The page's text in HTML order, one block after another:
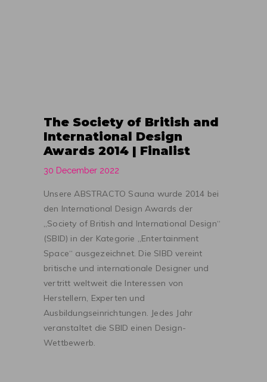
The Society of British and
International Design
Awards 2014 | Finalist
30 December 2022
Unsere ABSTRACTO Sauna wurde 2014 bei
den International Design Awards der
„Society of British and International Design“
(SBID) in der Kategorie „Entertainment
Space“ ausgezeichnet. Die SIBD vereint
britische und internationale Designer und
vertritt weltweit die Interessen von
Herstellern, Experten und
Ausbildungseinrichtungen. Jedes Jahr
veranstaltet die SBID einen Design-
Wettbewerb.